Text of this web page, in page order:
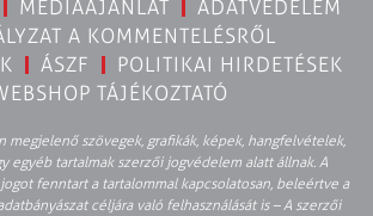
MÉDIAAJÁNLAT
ADATVÉDELEM
A KOMMENTELÉSRŐL
ÁSZF
POLITIKAI HIRDETÉSEK
TÁJÉKOZTATÓ
megjelenő szövegek, grafikák, képek, hangfelvételek,
egyéb tartalmak szerzői jogvédelem alatt állnak. A
fenntart a tartalommal kapcsolatosan, beleértve a
céljára való felhasználását is – A szerzői